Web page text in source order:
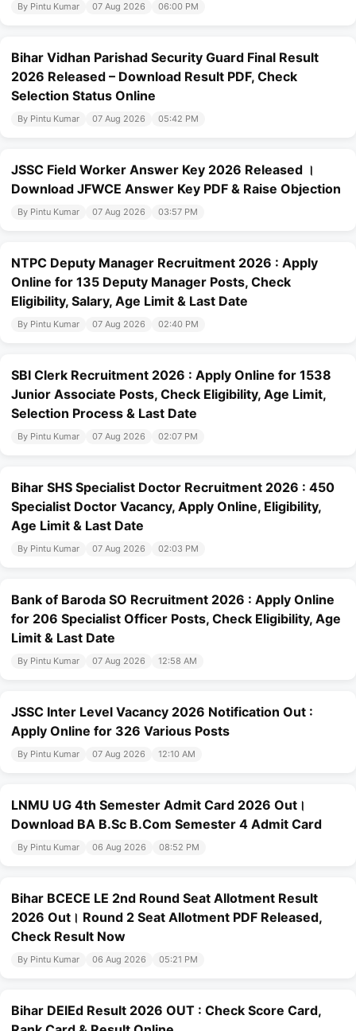
By Pintu Kumar 07 Aug 2026 06:00 PM
Bihar Vidhan Parishad Security Guard Final Result
2026 Released – Download Result PDF, Check
Selection Status Online
By Pintu Kumar 07 Aug 2026 05:42 PM
JSSC Field Worker Answer Key 2026 Released ।
Download JFWCE Answer Key PDF & Raise Objection
By Pintu Kumar 07 Aug 2026 03:57 PM
NTPC Deputy Manager Recruitment 2026 : Apply
Online for 135 Deputy Manager Posts, Check
Eligibility, Salary, Age Limit & Last Date
By Pintu Kumar 07 Aug 2026 02:40 PM
SBI Clerk Recruitment 2026 : Apply Online for 1538
Junior Associate Posts, Check Eligibility, Age Limit,
Selection Process & Last Date
By Pintu Kumar 07 Aug 2026 02:07 PM
Bihar SHS Specialist Doctor Recruitment 2026 : 450
Specialist Doctor Vacancy, Apply Online, Eligibility,
Age Limit & Last Date
By Pintu Kumar 07 Aug 2026 02:03 PM
Bank of Baroda SO Recruitment 2026 : Apply Online
for 206 Specialist Officer Posts, Check Eligibility, Age
Limit & Last Date
By Pintu Kumar 07 Aug 2026 12:58 AM
JSSC Inter Level Vacancy 2026 Notification Out :
Apply Online for 326 Various Posts
By Pintu Kumar 07 Aug 2026 12:10 AM
LNMU UG 4th Semester Admit Card 2026 Out।
Download BA B.Sc B.Com Semester 4 Admit Card
By Pintu Kumar 06 Aug 2026 08:52 PM
Bihar BCECE LE 2nd Round Seat Allotment Result
2026 Out। Round 2 Seat Allotment PDF Released,
Check Result Now
By Pintu Kumar 06 Aug 2026 05:21 PM
Bihar DElEd Result 2026 OUT : Check Score Card,